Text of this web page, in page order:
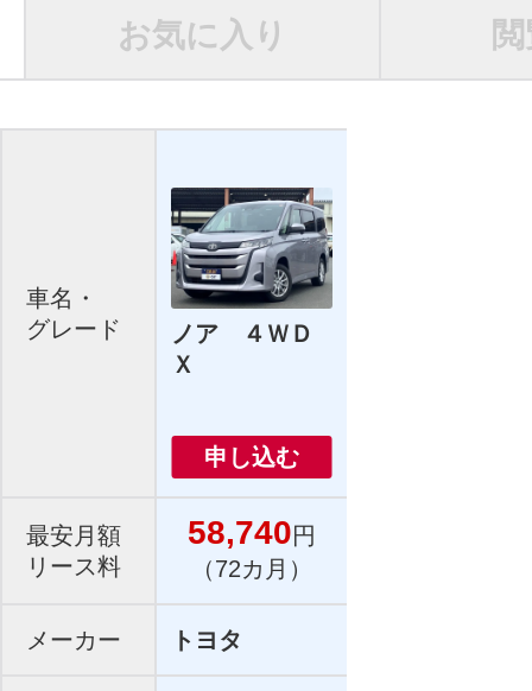
お気に入り
車名・
グレード
ノア ４ＷＤ
Ｘ
申し込む
最安月額
リース料
58,740円
（72カ月）
メーカー トヨタ